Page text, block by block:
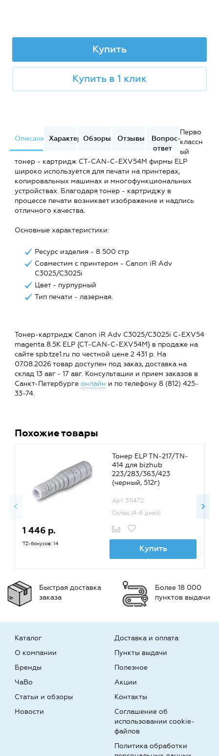
Купить
Купить в 1 клик
ОписаниеХарактеристики
Обзоры Отзывы
Вопрос-
ответ
Перво
классн
ый
тонер - картридж CT-CAN-C-EXV54M фирмы ELP
широко используется для печати на принтерах,
копировальных машинах и многофункциональных
устройствах. Благодаря тонер - картриджу в
процессе печати возникает изображение и надпись
отличного качества.
Основные характеристики:
Ресурс изделия - 8 500 стр
Совместим с принтером - Canon iR Adv
C3025/C3025i
Цвет - пурпурный
Тип печати - лазерная.
Тонер-картридж Canon iR Adv C3025/C3025i C-EXV54
magenta 8.5K ELP {CT-CAN-C-EXV54M} в продаже на
сайте spb.tze1.ru по честной цене 2 431 р. На
07.08.2026 товар доступен под заказ, доставка на
склад 13 авг - 17 авг. Консультации и прием заказов в
Санкт-Петербурге онлайн и по телефону 8 (812) 425-
33-74.
Похожие товары
Тонер ELP TN-217/TN-
414 для bizhub
223/283/363/423
(черный, 512г)
Арт. 311472
Склад (4-6 дней)
1 446 р.
TZ-бонусов: 14 Купить
Быстрая доставка
заказа
Более 18 000
пунктов выдачи
Каталог
О компании
Бренды
Доставка и оплата
Пункты выдачи
Полезное
ЧаВо
Статьи и обзоры
Новости
Акции
Контакты
Соглашение об
использовании cookie-
файлов
Политика обработки